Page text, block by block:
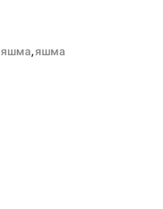
яшма,яшма